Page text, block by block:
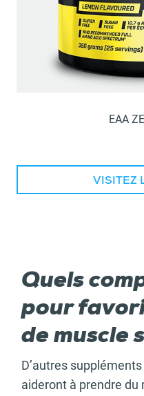
EAA
VISITEZ
Quels
pour
de muscle
D’autres
aideront à prendre du